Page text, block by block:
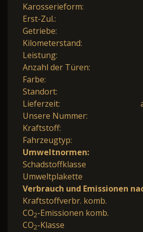
Karosserieform:
Erst-Zul.:
Getriebe:
Kilometerstand:
Leistung:
Anzahl der Türen:
Farbe:
Standort:
Lieferzeit:
Unsere Nummer:
Kraftstoff:
Fahrzeugtyp:
Umweltnormen:
Schadstoffklasse
Umweltplakette
Verbrauch und Emissionen
Kraftstoffverbr. komb.
CO2-Emissionen komb.
CO2-Klasse